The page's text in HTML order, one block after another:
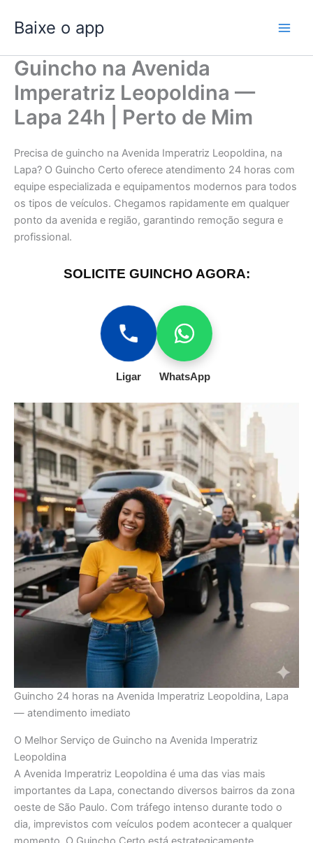
para
conteúdo
Baixe o app
Guincho na Avenida
Imperatriz Leopoldina —
Lapa 24h | Perto de Mim
Precisa de guincho na Avenida Imperatriz Leopoldina, na
Lapa? O Guincho Certo oferece atendimento 24 horas com
equipe especializada e equipamentos modernos para todos
os tipos de veículos. Chegamos rapidamente em qualquer
ponto da avenida e região, garantindo remoção segura e
profissional.
SOLICITE GUINCHO AGORA:
Ligar WhatsApp
Guincho 24 horas na Avenida Imperatriz Leopoldina, Lapa
— atendimento imediato
O Melhor Serviço de Guincho na Avenida Imperatriz
Leopoldina
A Avenida Imperatriz Leopoldina é uma das vias mais
importantes da Lapa, conectando diversos bairros da zona
oeste de São Paulo. Com tráfego intenso durante todo o
dia, imprevistos com veículos podem acontecer a qualquer